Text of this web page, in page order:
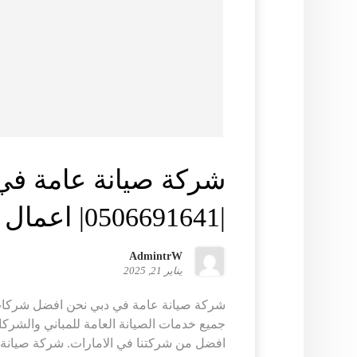
شركة صيانة عامة
|0506691641| اعمال صيانة
AdmintrW
يناير 21, 2025
شركة صيانة عامة في دبي نحن افضل
جميع خدمات الصيانة العامة للمباني
افضل من شركتنا في الامارات. شركة